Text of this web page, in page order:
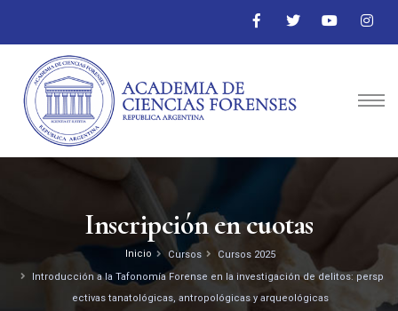
Inicio Cursos
Cursos 2025
Introducción a la Tafonomía Forense en la investigación de delitos: persp
ectivas tanatológicas, antropológicas y arqueológicas
Inscripción en cuotas